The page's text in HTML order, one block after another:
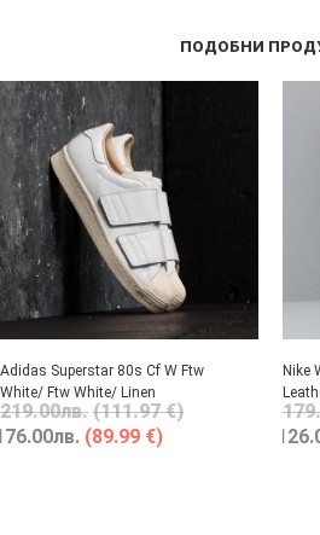
ПОДОБНИ
Adidas Superstar 80s Cf W Ftw
White/ Ftw White/ Linen
219.00лв. (111.97 €)
лв. (89.99 €)
Nike